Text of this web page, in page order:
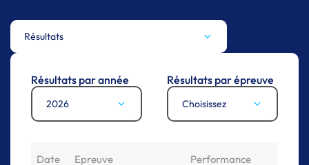
Résultats
Résultats par année
2026
Résultats par épreuve
Choisissez
Date Epreuve Performance